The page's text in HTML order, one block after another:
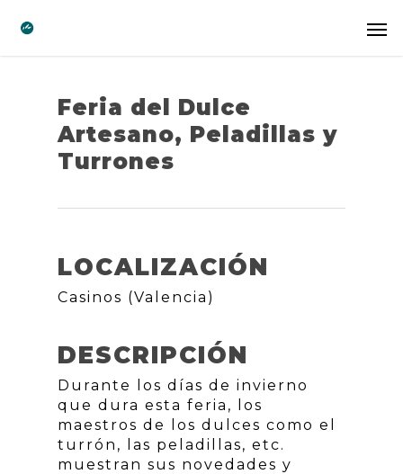
Feria del Dulce
Artesano, Peladillas y
Turrones
LOCALIZACIÓN
Casinos (Valencia)
DESCRIPCIÓN
Durante los días de invierno
que dura esta feria, los
maestros de los dulces como el
turrón, las peladillas, etc.
muestran sus novedades y